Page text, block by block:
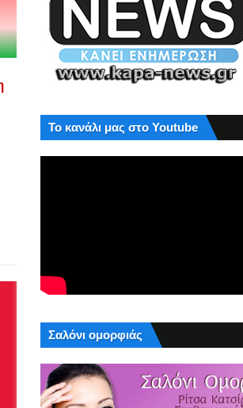
Το κανάλι μας στο Youtube
Σαλόνι ομορφιάς